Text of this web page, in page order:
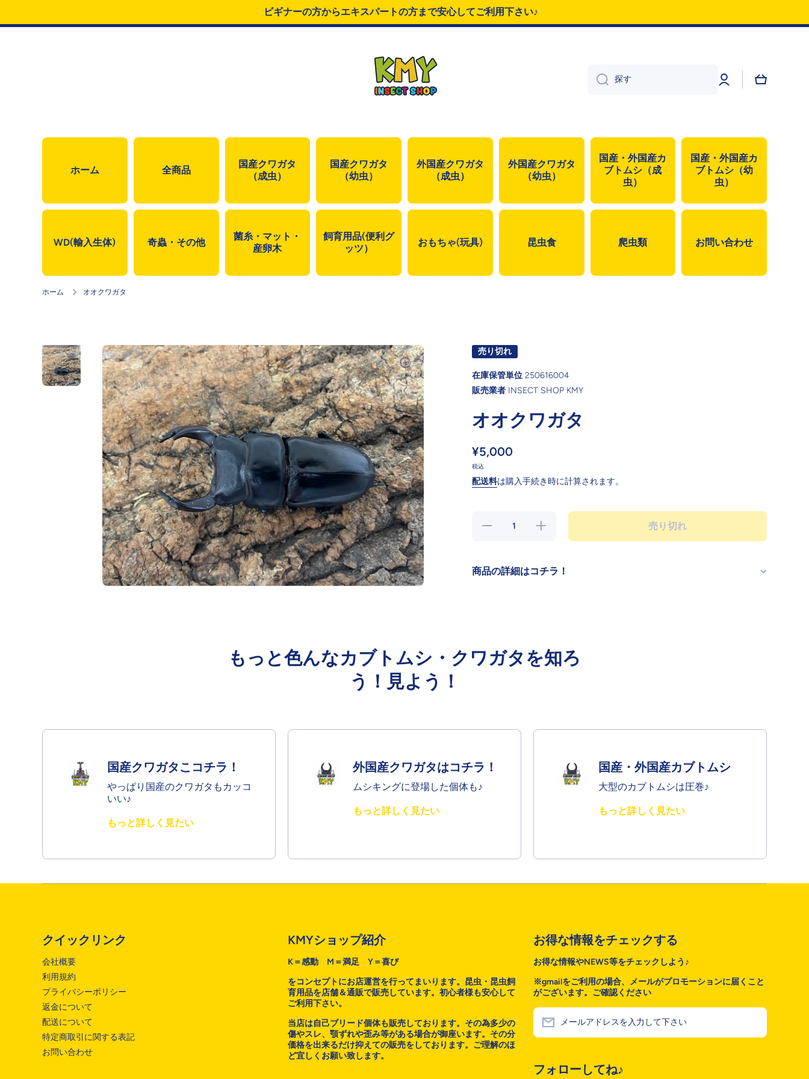
ビギナーの方からエキスパートの方まで安心してご利用下さい♪
探す
グ
イ
ー
ホーム 全商品
国産クワガタ
（成虫）
国産クワガタ
（幼虫）
外国産クワガタ
（成虫）
外国産クワガタ
（幼虫）
国産・外国産カ
ブトムシ（成
虫）
国産・外国産カ
ブトムシ（幼
虫）
WD(輸入生体) 奇蟲・その他
菌糸・マット・
産卵木
飼育用品(便利グ
ッツ）
おもちゃ(玩具) 昆虫食 爬虫類 お問い合わせ
ホーム オオクワガタ
商品情報にスキップ 売り切れ
在庫保管単位 250616004
販売業者 INSECT SHOP KMY
オオクワガタ
¥5,000
税込
配送料は購入手続き時に計算されます。
の数
の数
売り切れ
商品の詳細はコチラ！
もっと色んなカブトムシ・クワガタを知ろ
う！見よう！
国産クワガタこコチラ！
やっぱり国産のクワガタもカッコ
いい♪
もっと詳しく見たい
外国産クワガタはコチラ！
ムシキングに登場した個体も♪
もっと詳しく見たい
国産・外国産カブトムシ
大型のカブトムシは圧巻♪
もっと詳しく見たい
クイックリンク
会社概要
利用規約
プライバシーポリシー
返金について
配送について
特定商取引に関する表記
お問い合わせ
KMYショップ紹介
K＝感動 M＝満足 Y＝喜び
をコンセプトにお店運営を行ってまいります。昆虫・昆虫飼
育用品を店舗＆通販で販売しています。初心者様も安心して
ご利用下さい。
当店は自己ブリード個体も販売しております。その為多少の
傷やスレ、顎ずれや歪み等がある場合が御座います。その分
価格を出来るだけ抑えての販売をしております。ご理解のほ
ど宜しくお願い致します。
お得な情報をチェックする
お得な情報やNEWS等をチェックしよう♪
※gmailをご利用の場合、メールがプロモーションに届くこと
がございます。ご確認ください
メールアドレスを入力して下さい
フォローしてね♪